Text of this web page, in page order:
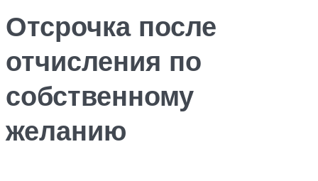
Отсрочка после
отчисления по
собственному
желанию